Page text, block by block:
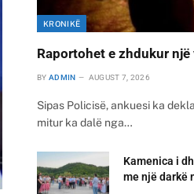
KRONIKË
Raportohet e zhdukur një
BY ADMIN AUGUST 7, 2026
Sipas Policisë, ankuesi ka
mitur ka dalë nga…
Kamenica i
me një darkë